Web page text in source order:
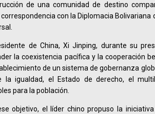
de una comunidad de destino
con la Diplomacia Bolivariana
de China, Xi Jinping, durante su
la coexistencia pacífica y la cooperación
de un sistema de gobernanza
la igualdad, el Estado de derecho, el
para la población.
objetivo, el líder chino propuso la